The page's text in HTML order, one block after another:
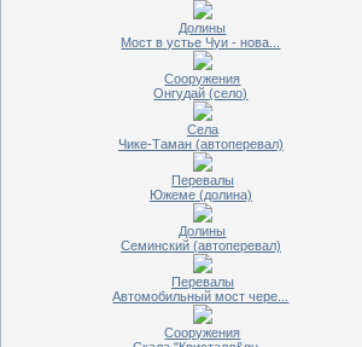
Долины
Мост в устье Чуи - нова...
Сооружения
Онгудай (село)
Села
Чике-Таман (автоперевал)
Перевалы
Южеме (долина)
Долины
Семинский (автоперевал)
Перевалы
Автомобильный мост чере...
Сооружения